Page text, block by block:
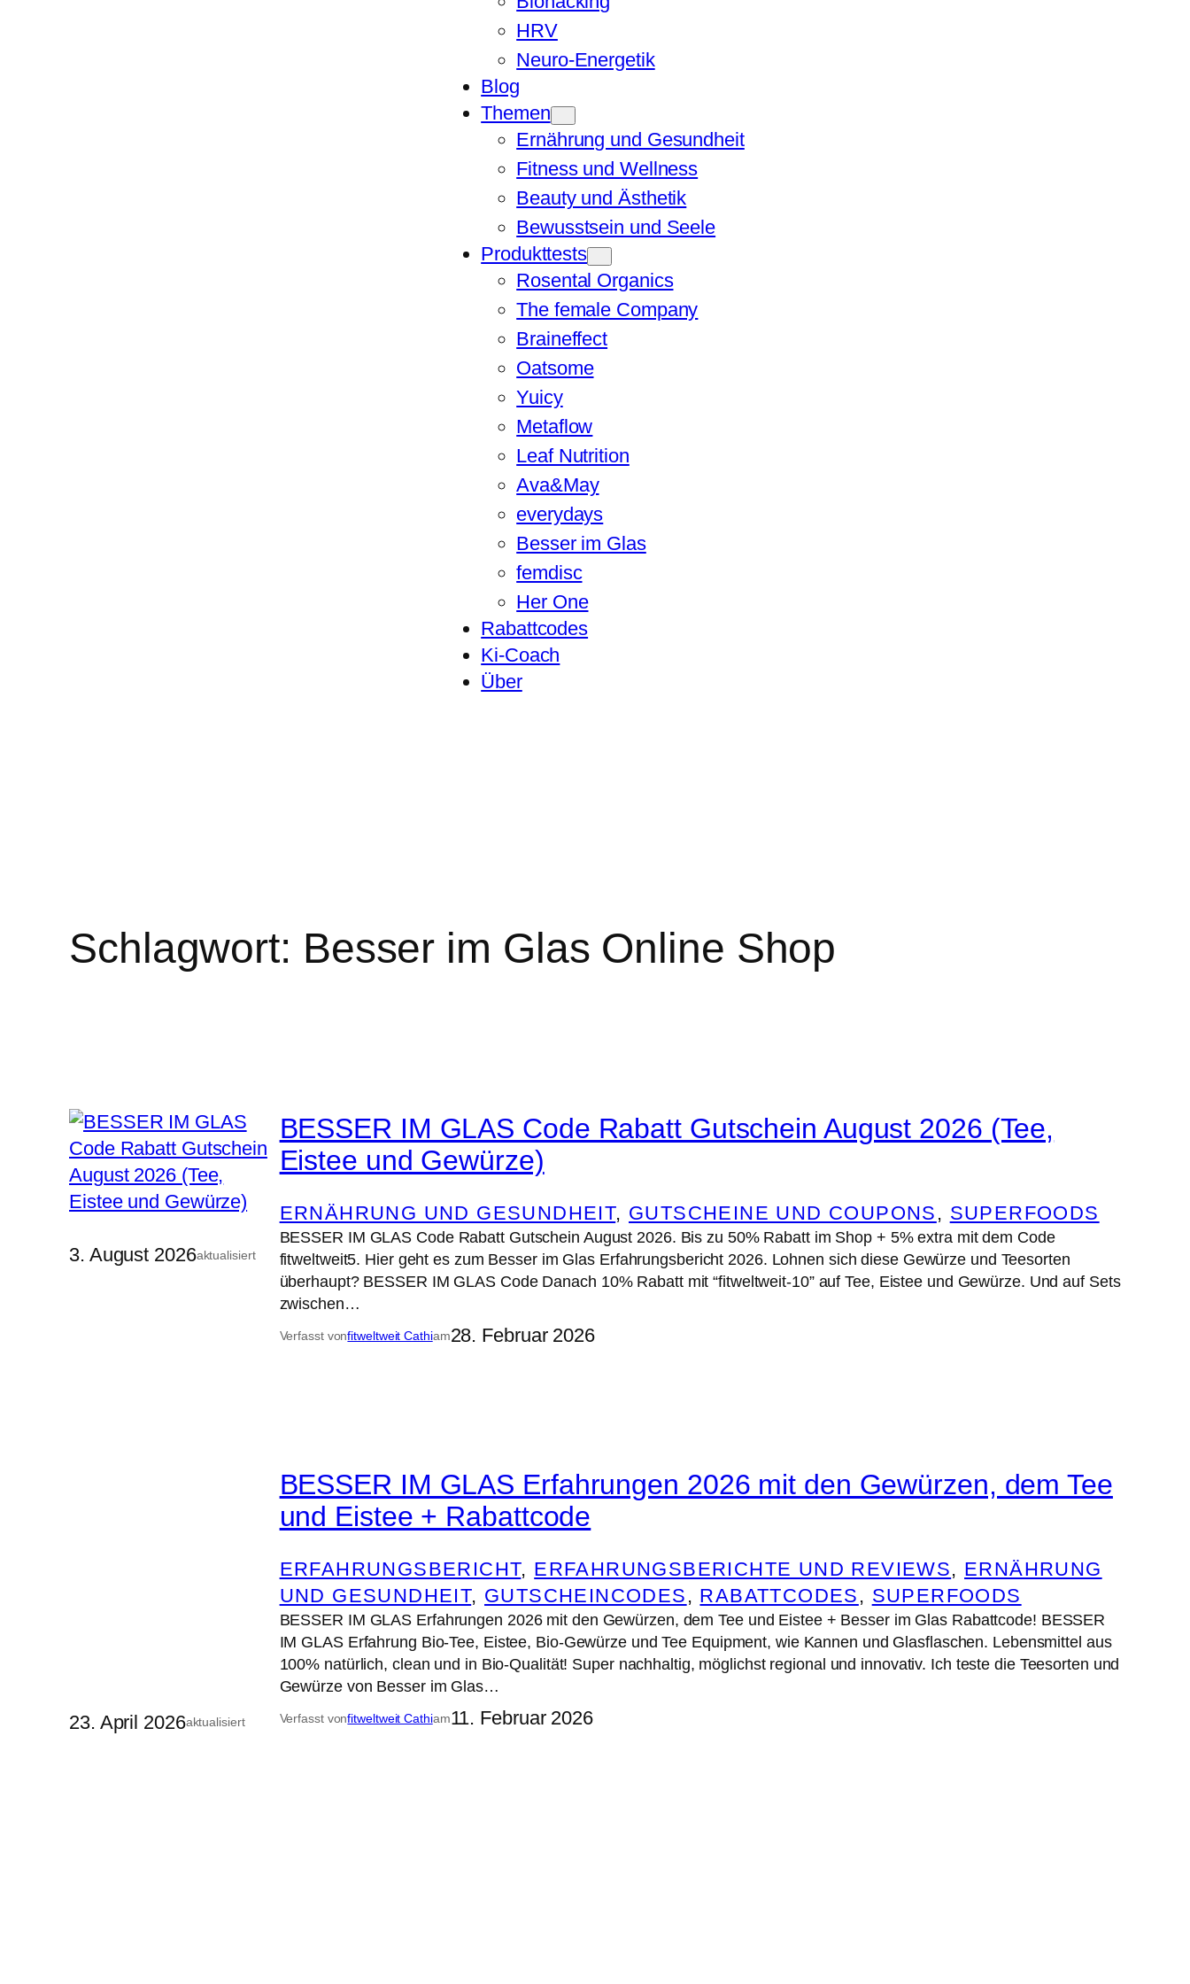
HRV
Neuro-Energetik
Blog
Themen
Ernährung und Gesundheit
Fitness und Wellness
Beauty und Ästhetik
Bewusstsein und Seele
Produkttests
Rosental Organics
The female Company
Braineffect
Oatsome
Yuicy
Metaflow
Leaf Nutrition
Ava&May
everydays
Besser im Glas
femdisc
Her One
Rabattcodes
Ki-Coach
Über
Schlagwort: Besser im Glas Online Shop
3. August 2026aktualisiert
BESSER IM GLAS Code Rabatt Gutschein August 2026 (Tee,
Eistee und Gewürze)
ERNÄHRUNG UND GESUNDHEIT, GUTSCHEINE UND COUPONS , SUPERFOODS
BESSER IM GLAS Code Rabatt Gutschein August 2026. Bis zu 50% Rabatt im Shop + 5% extra mit dem Code
fitweltweit5. Hier geht es zum Besser im Glas Erfahrungsbericht 2026. Lohnen sich diese Gewürze und Teesorten
überhaupt? BESSER IM GLAS Code Danach 10% Rabatt mit “fitweltweit-10” auf Tee, Eistee und Gewürze. Und auf Sets
zwischen…
Verfasst vonfitweltweit Cathiam28. Februar 2026
23. April 2026aktualisiert
BESSER IM GLAS Erfahrungen 2026 mit den Gewürzen, dem Tee
und Eistee + Rabattcode
ERFAHRUNGSBERICHT, ERFAHRUNGSBERICHTE UND REVIEWS, ERNÄHRUNG
UND GESUNDHEIT, GUTSCHEINCODES , RABATTCODES , SUPERFOODS
BESSER IM GLAS Erfahrungen 2026 mit den Gewürzen, dem Tee und Eistee + Besser im Glas Rabattcode! BESSER
IM GLAS Erfahrung Bio-Tee, Eistee, Bio-Gewürze und Tee Equipment, wie Kannen und Glasflaschen. Lebensmittel aus
100% natürlich, clean und in Bio-Qualität! Super nachhaltig, möglichst regional und innovativ. Ich teste die Teesorten und
Gewürze von Besser im Glas…
Verfasst vonfitweltweit Cathiam11. Februar 2026